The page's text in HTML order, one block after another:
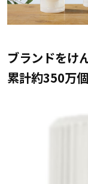
ブランドをけ
累計約350万